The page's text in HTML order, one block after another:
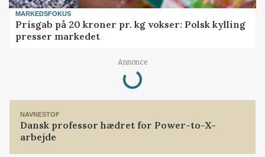
MARKEDSFOKUS
Prisgab på 20 kroner pr. kg vokser: Polsk kylling
presser markedet
Annonce
Loading...
NAVNESTOF
Dansk professor hædret for Power-to-X-
arbejde